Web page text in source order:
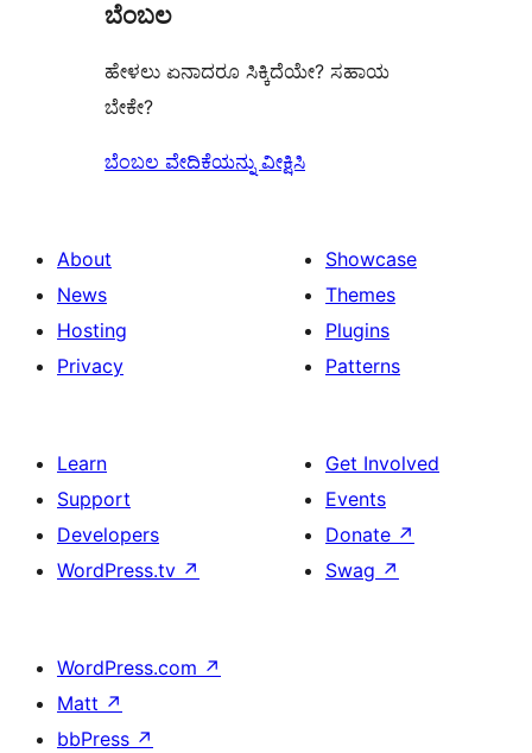
reviews
ಬೆಂಬಲ
ಹೇಳಲು ಏನಾದರೂ ಸಿಕ್ಕಿದೆಯೇ? ಸಹಾಯ
ಬೇಕೇ?
ಬೆಂಬಲ ವೇದಿಕೆಯನ್ನು ವೀಕ್ಷಿಸಿ
About
News
Hosting
Privacy
Showcase
Themes
Plugins
Patterns
Learn
Support
Developers
WordPress.tv ↗
Get Involved
Events
Donate ↗
Swag ↗
WordPress.com ↗
Matt ↗
bbPress ↗